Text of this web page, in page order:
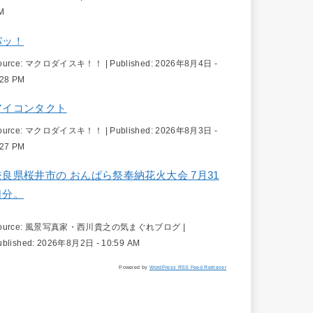
！
マクロダイスキ！！ | Published:2026年8月4日 -
PM
イコンタクト
マクロダイスキ！！ Published:2026年8月3日 -
PM
良県桜井市の おんぱら祭奉納花火大会 7月31
分。
風景写真家・西川貴之の気まぐれブログ
2026年8月2日 - 10:59 AM
Powered by WordPress RSS Feed Retriever